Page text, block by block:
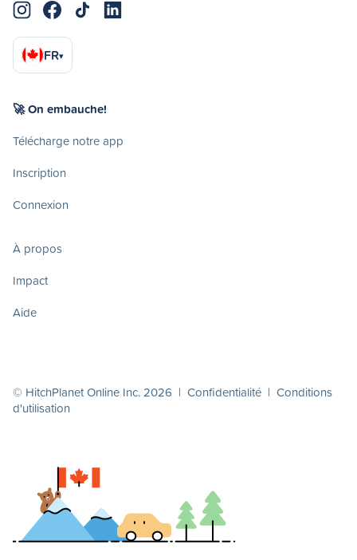
FR▾
🚀 On embauche!
Télécharge notre app
Inscription
Connexion
À propos
Impact
Aide
© HitchPlanet Online Inc. 2026 | Confidentialité | Conditions
d'utilisation